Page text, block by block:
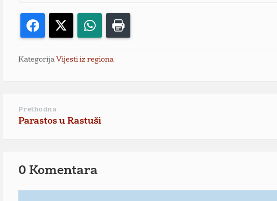
Facebook WhatsApp
KategorijaVijesti iz regiona
Prethodna
Parastos u Rastuši
0 Komentara